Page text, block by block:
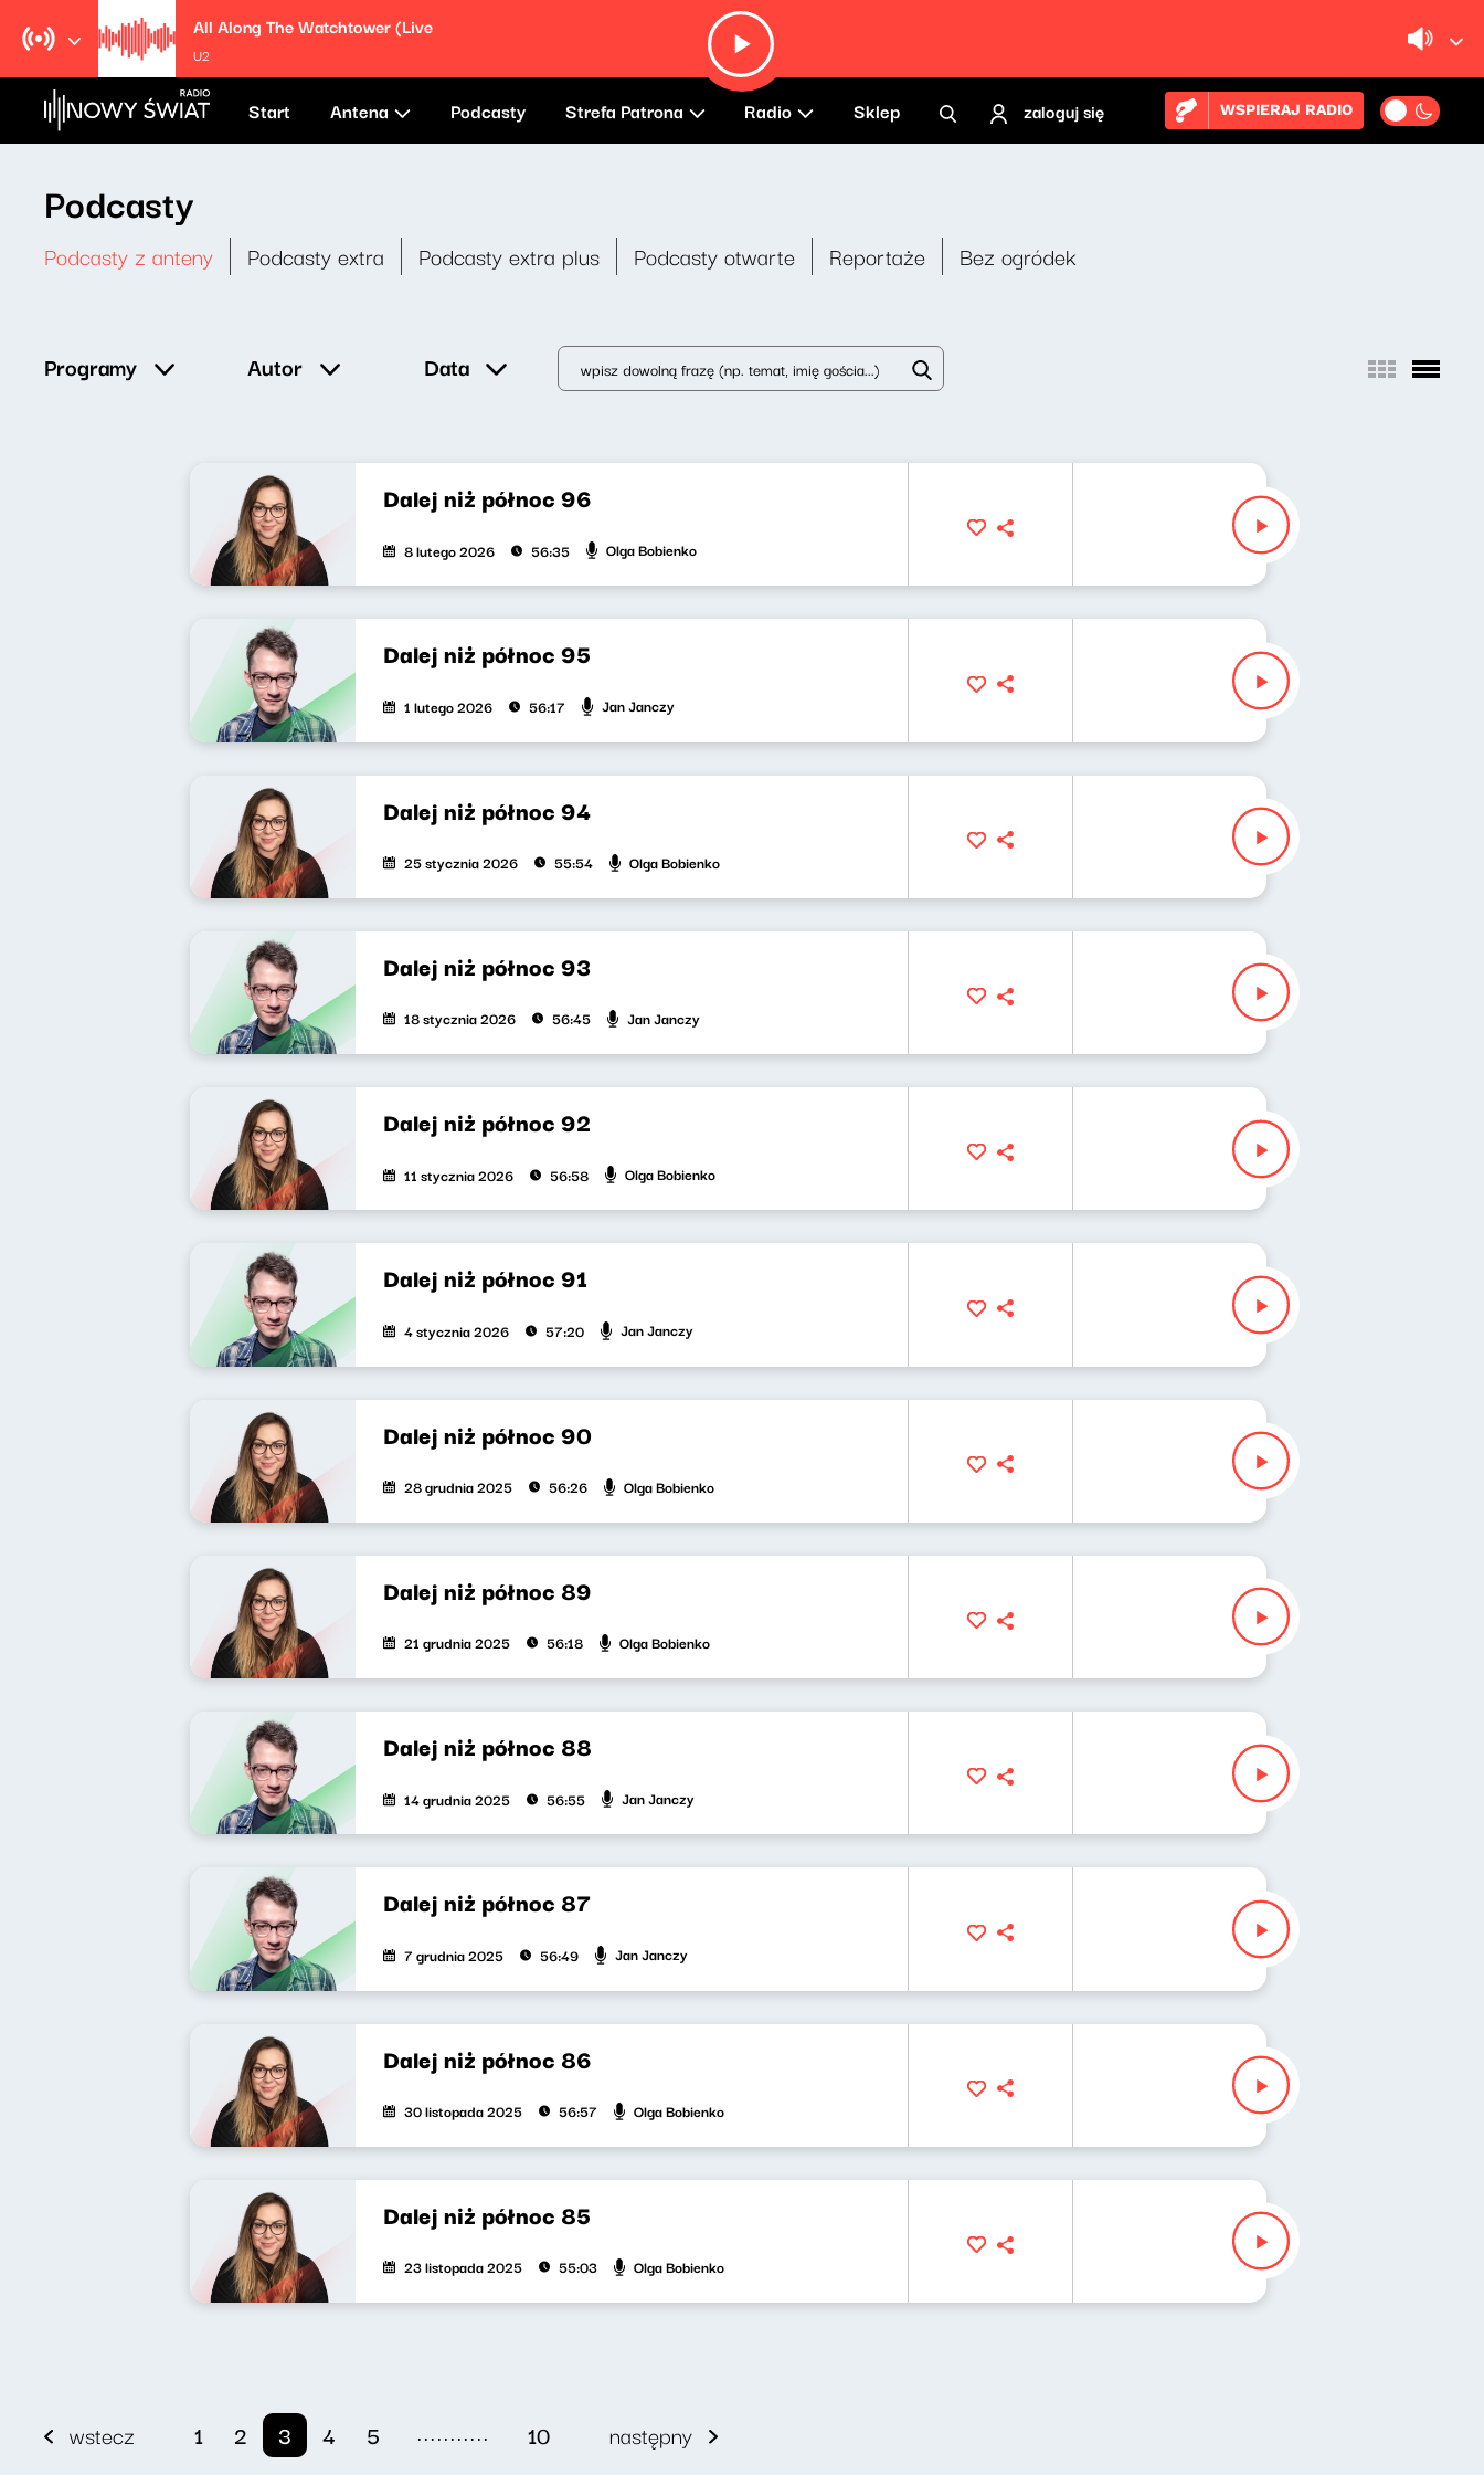
All Along The Watchtower (Live
U2
Start Antena Podcasty Strefa Patrona Radio Sklep zaloguj się WSPIERAJ RADIO
Podcasty
Podcasty z anteny Podcasty extra Podcasty extra plus Podcasty otwarte Reportaże Bez ogródek
Programy Autor Data
Dalej niż północ 96
8 lutego 2026 56:35 Olga Bobienko
Dalej niż północ 95
1 lutego 2026 56:17 Jan Janczy
Dalej niż północ 94
25 stycznia 2026 55:54 Olga Bobienko
Dalej niż północ 93
18 stycznia 2026 56:45 Jan Janczy
Dalej niż północ 92
11 stycznia 2026 56:58 Olga Bobienko
Dalej niż północ 91
4 stycznia 2026 57:20 Jan Janczy
Dalej niż północ 90
28 grudnia 2025 56:26 Olga Bobienko
Dalej niż północ 89
21 grudnia 2025 56:18 Olga Bobienko
Dalej niż północ 88
14 grudnia 2025 56:55 Jan Janczy
Dalej niż północ 87
7 grudnia 2025 56:49 Jan Janczy
Dalej niż północ 86
30 listopada 2025 56:57 Olga Bobienko
Dalej niż północ 85
23 listopada 2025 55:03 Olga Bobienko
wstecz 1 2 3 4 5 ........... 10 następny